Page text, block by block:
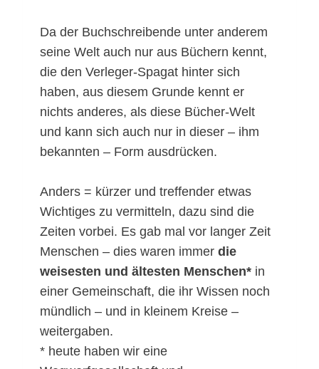
Da der Buchschreibende unter anderem
seine Welt auch nur aus Büchern kennt,
die den Verleger-Spagat hinter sich
haben, aus diesem Grunde kennt er
nichts anderes, als diese Bücher-Welt
und kann sich auch nur in dieser – ihm
bekannten – Form ausdrücken.
Anders = kürzer und treffender etwas
Wichtiges zu vermitteln, dazu sind die
Zeiten vorbei. Es gab mal vor langer Zeit
Menschen – dies waren immer die
weisesten und ältesten Menschen* in
einer Gemeinschaft, die ihr Wissen noch
mündlich – und in kleinem Kreise –
weitergaben.
* heute haben wir eine